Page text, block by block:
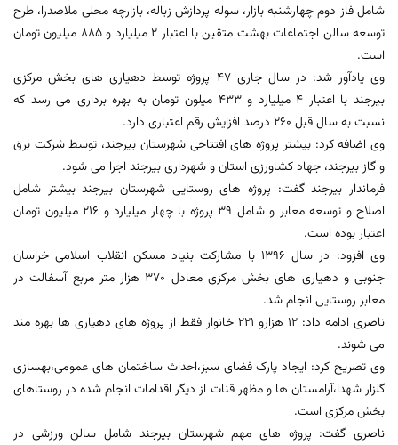
شامل فاز دوم چهارشنبه بازار، سوله پردازش زباله، بازارچه محلی ملاصدرا، طرح
توسعه سالن اجتماعات بهشت متقین با اعتبار 2 میلیارد و 885 میلیون تومان
است.
وی یادآور شد: در سال جاری 47 پروژه توسط دهیاری های بخش مرکزی
بیرجند با اعتبار 4 میلیارد و 433 میلون تومان به بهره برداری می رسد که
نسبت به سال قبل 260 درصد افزایش رقم اعتباری دارد.
وی اضافه کرد: بیشتر پروژه های افتتاحی شهرستان بیرجند، توسط شرکت برق
و گاز بیرجند، جهاد کشاورزی استان و شهرداری بیرجند اجرا می شود.
فرماندار بیرجند گفت: پروژه های روستایی شهرستان بیرجند بیشتر شامل
اصلاح و توسعه معابر و شامل 39 پروژه با چهار میلیارد و 216 میلیون تومان
اعتبار بوده است.
وی افزود: در سال 1396 با مشارکت بنیاد مسکن انقلاب اسلامی خراسان
جنوبی و دهیاری های بخش مرکزی معادل 370 هزار متر مربع آسفالت در
معابر روستایی انجام شد.
ناصری ادامه داد: 12 هزارو 221 خانوار فقط از پروژه های دهیاری ها بهره مند
می شوند.
وی تصریح کرد: ایجاد پارک فضای سبز،احداث ساختمان های عمومی،بهسازی
گلزار شهدا،آرامستان ها و مظهر قنات از دیگر اقدامات انجام شده در روستاهای
بخش مرکزی است.
ناصری گفت: پروژه های مهم شهرستان بیرجند شامل سالن ورزشی در